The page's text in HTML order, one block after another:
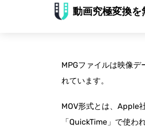
動画究極変換を
MPGファイルは映像
れています。
MOV形式とは、Apple
「QuickTime」で使わ